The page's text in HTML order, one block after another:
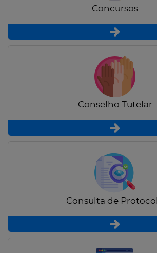
Concursos
Conselho Tutelar
Consulta de